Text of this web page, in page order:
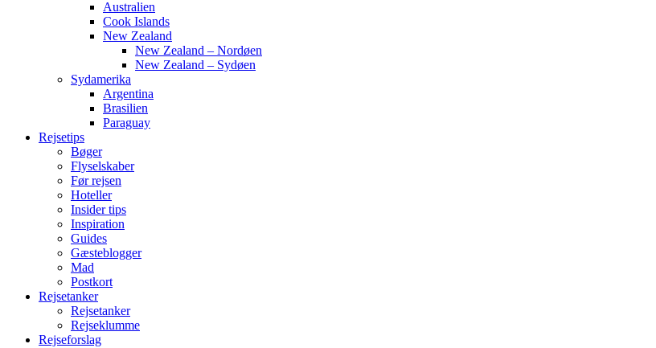
Australien
Cook Islands
New Zealand
New Zealand – Nordøen
New Zealand – Sydøen
Sydamerika
Argentina
Brasilien
Paraguay
Rejsetips
Bøger
Flyselskaber
Før rejsen
Hoteller
Insider tips
Inspiration
Guides
Gæsteblogger
Mad
Postkort
Rejsetanker
Rejsetanker
Rejseklumme
Rejseforslag